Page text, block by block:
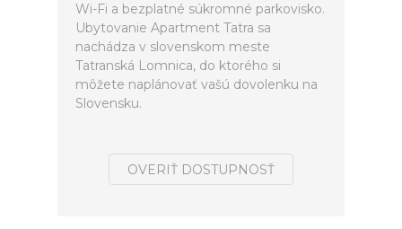
Wi-Fi a bezplatné súkromné parkovisko.
Ubytovanie Apartment Tatra sa
nachádza v slovenskom meste
Tatranská Lomnica, do ktorého si
môžete naplánovať vašú dovolenku na
Slovensku.
OVERIŤ DOSTUPNOSŤ